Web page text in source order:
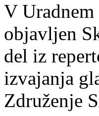
V
objavljen
del iz
izvajanja
Združenje